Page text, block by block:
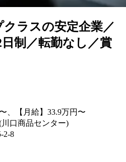
ラスの安定企業／
制／転勤なし／賞
、【月給】33.9万円〜
口商品センター)
2-8